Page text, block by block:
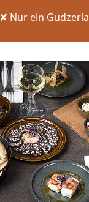
✘ Nur ein